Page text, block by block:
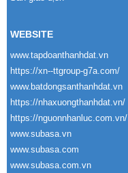
WEBSITE
www.tapdoanthanhdat.vn
https://xn--ttgroup-g7a.com/
www.batdongsanthanhdat.vn
https://nhaxuongthanhdat.vn/
https://nguonnhanluc.com.vn/
www.subasa.vn
www.subasa.com
www.subasa.com.vn